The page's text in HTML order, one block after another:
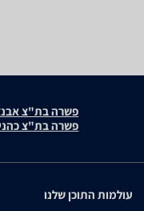
פשרה בת"צ אבנצ'יק
פשרה בת"צ כהנים נ'
עולמות התוכן שלנו